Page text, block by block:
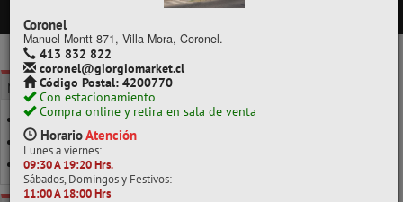
Coronel
Manuel Montt 871, Villa Mora, Coronel.
413 832 822
coronel@giorgiomarket.cl
Código Postal: 4200770
Con estacionamiento
Compra online y retira en sala de venta
HorarioAtención
Lunes a viernes:
09:30 A 19:20 Hrs.
Sábados, Domingos y Festivos:
11:00 A 18:00 Hrs
PRODUCTOS
MARCA
FOSKA
ISOFIT
TRODAT